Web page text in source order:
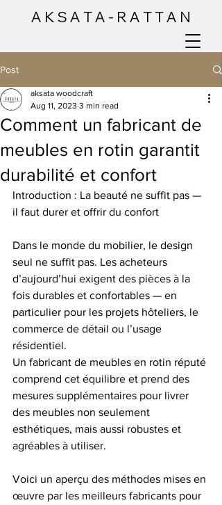
A K S A T A - R A T T A N
Post
Comment un fabricant de
meubles en rotin garantit
durabilité et confort
aksata woodcraft
Aug 11, 2023 3 min read
Introduction : La beauté ne suffit pas —
il faut durer et offrir du confort
Dans le monde du mobilier, le design
seul ne suffit pas. Les acheteurs
d’aujourd’hui exigent des pièces à la
fois durables et confortables — en
particulier pour les projets hôteliers, le
commerce de détail ou l’usage
résidentiel.
Un fabricant de meubles en rotin réputé
comprend cet équilibre et prend des
mesures supplémentaires pour livrer
des meubles non seulement
esthétiques, mais aussi robustes et
agréables à utiliser.
Voici un aperçu des méthodes mises en
œuvre par les meilleurs fabricants pour